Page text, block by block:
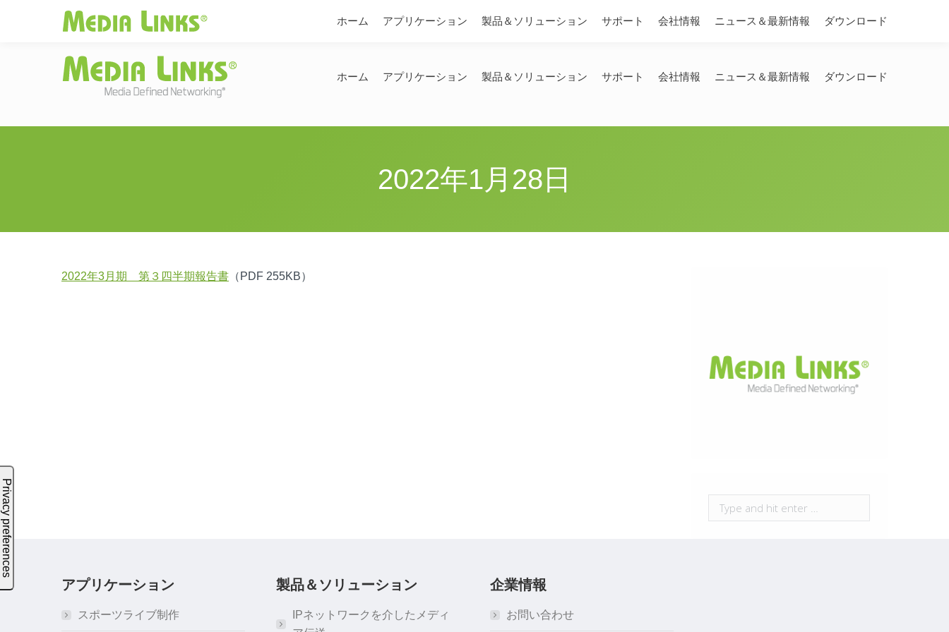
Media LinksJAPAN | Change
ホーム アプリケーション 製品＆ソリューション サポート 会社情報 ニュース＆最新情報 ダウンロード
2022年1月28日
2022年3月期 第３四半期報告書 （PDF 255KB）
Search:
アプリケーション
スポーツライブ制作
製品＆ソリューション
IPネットワークを介したメディ
企業情報
お問い合わせ
ホーム アプリケーション 製品＆ソリューション サポート 会社情報 ニュース＆最新情報 ダウンロード